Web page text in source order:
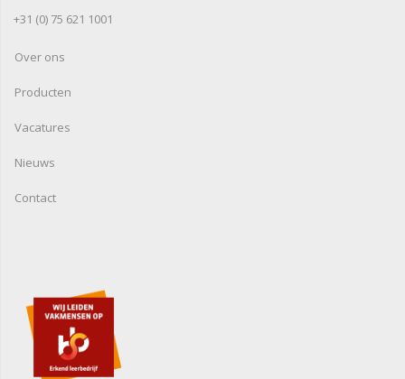
+31 (0) 75 621 1001
Over ons
Producten
Vacatures
Nieuws
Contact